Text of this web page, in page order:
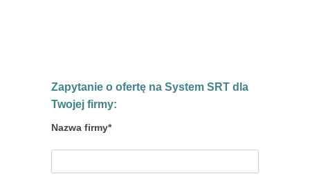
Zapytanie o ofertę na System SRT dla
Twojej firmy:
Nazwa firmy*